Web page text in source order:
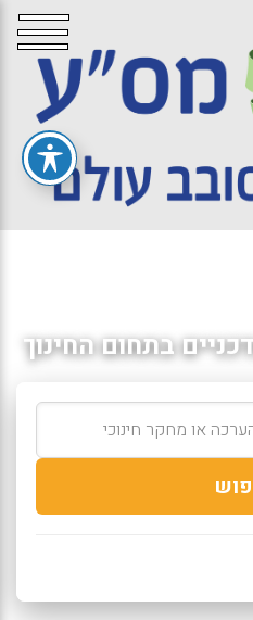
בתחום החינוך